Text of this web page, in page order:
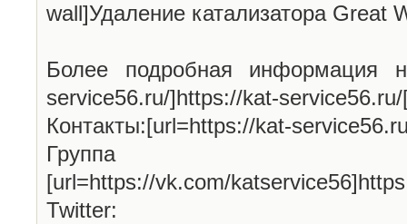
wall]Удаление катализатора Great
Более подробная информация
service56.ru/]https://kat-
Контакты:[url=https://kat-
[url=https://vk.com/
Twitter: